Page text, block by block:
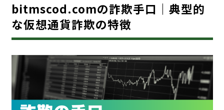
bitmscod.comの詐欺手口｜典型的
な仮想通貨詐欺の特徴